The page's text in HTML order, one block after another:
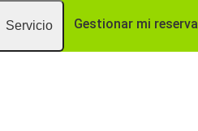
Servicio Gestionar mi reserva